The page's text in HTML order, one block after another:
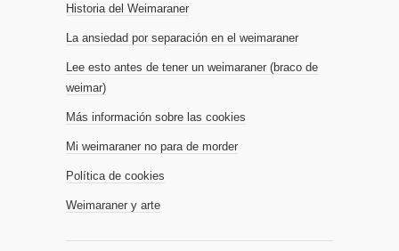
Historia del Weimaraner
La ansiedad por separación en el weimaraner
Lee esto antes de tener un weimaraner (braco de
weimar)
Más información sobre las cookies
Mi weimaraner no para de morder
Política de cookies
Weimaraner y arte